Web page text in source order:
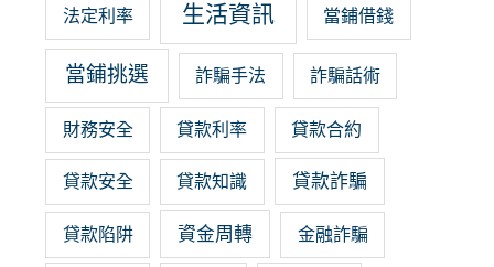
法定利率 生活資訊 當鋪借錢
當鋪挑選 詐騙手法 詐騙話術
財務安全 貸款利率 貸款合約
貸款安全 貸款知識 貸款詐騙
貸款陷阱 資金周轉 金融詐騙